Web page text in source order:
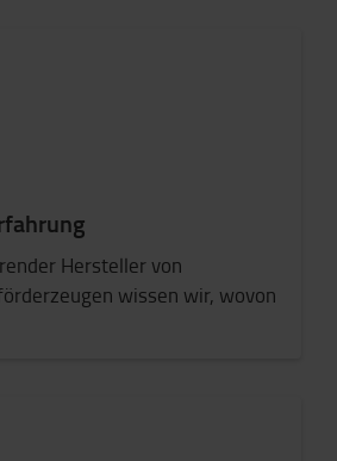
Hersteller von
wissen wir, wovon